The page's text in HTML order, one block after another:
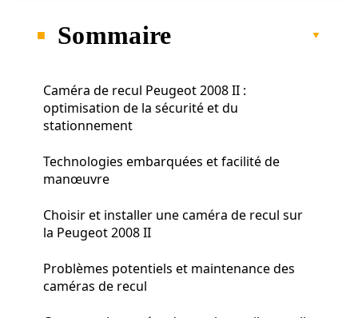
Sommaire
Caméra de recul Peugeot 2008 II :
optimisation de la sécurité et du
stationnement
Technologies embarquées et facilité de
manœuvre
Choisir et installer une caméra de recul sur
la Peugeot 2008 II
Problèmes potentiels et maintenance des
caméras de recul